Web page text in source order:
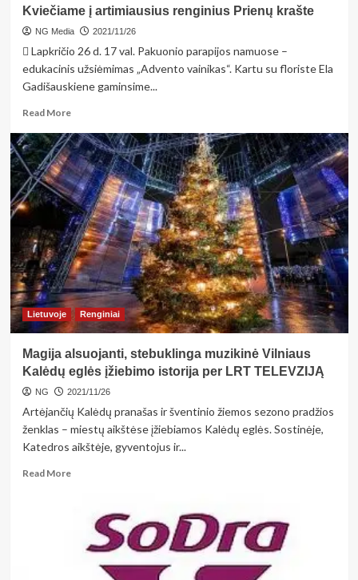
Kviečiame į artimiausius renginius Prienų krašte
NG Media 2021/11/26
 Lapkričio 26 d. 17 val. Pakuonio parapijos namuose –
edukacinis užsiėmimas „Advento vainikas“. Kartu su floriste Ela
Gadišauskiene gaminsime...
Read MoreRead
about
Kviečiame
į
artimiausius
renginius
Prienų
krašte
Lietuvoje Renginiai
Magija alsuojanti, stebuklinga muzikinė Vilniaus
Kalėdų eglės įžiebimo istorija per LRT TELEVZIJĄ
NG 2021/11/26
Artėjančių Kalėdų pranašas ir šventinio žiemos sezono pradžios
ženklas – miestų aikštėse įžiebiamos Kalėdų eglės. Sostinėje,
Katedros aikštėje, gyventojus ir...
Read MoreRead
Magija
alsuojanti,
stebuklinga
muzikinė